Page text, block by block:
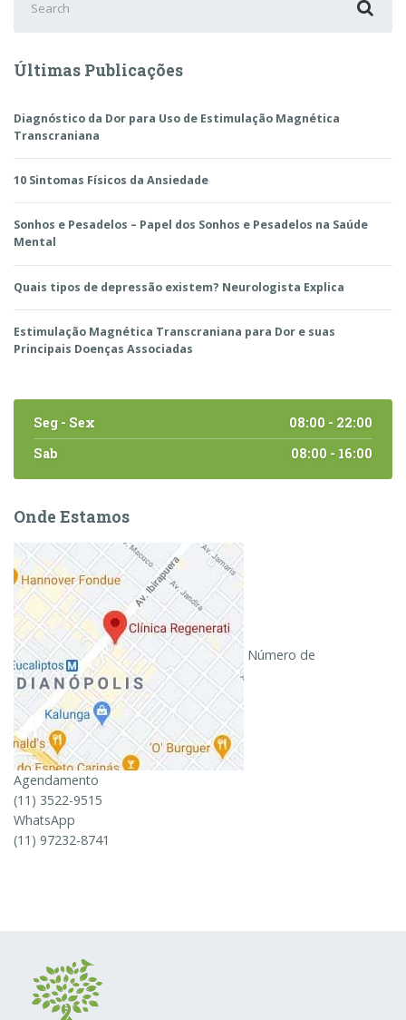
for:
Últimas Publicações
Diagnóstico da Dor para Uso de Estimulação Magnética
Transcraniana
10 Sintomas Físicos da Ansiedade
Sonhos e Pesadelos – Papel dos Sonhos e Pesadelos na Saúde
Mental
Quais tipos de depressão existem? Neurologista Explica
Estimulação Magnética Transcraniana para Dor e suas
Principais Doenças Associadas
Seg - Sex
08:00 - 22:00
Sab
08:00 - 16:00
Onde Estamos
Número de
Agendamento
(11) 3522-9515
WhatsApp
(11) 97232-8741